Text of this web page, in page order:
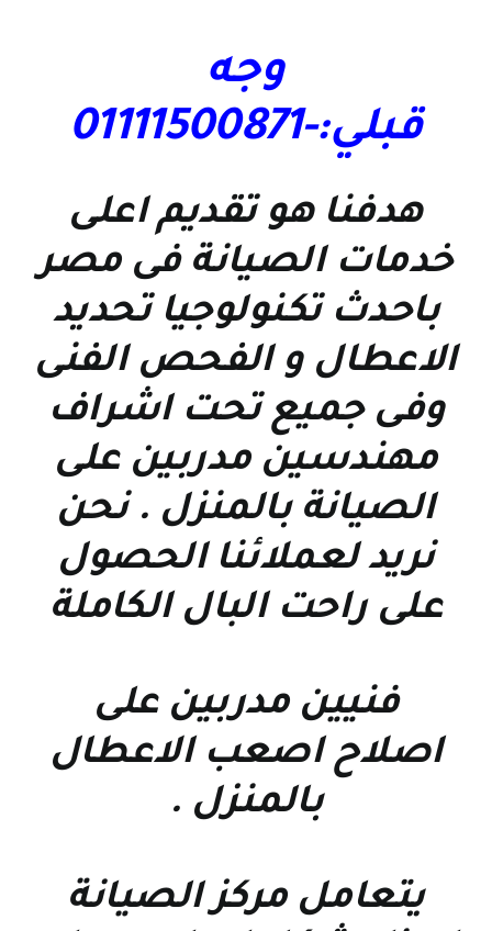
وجه
قبلي:-01111500871
هدفنا هو تقديم اعلى
خدمات الصيانة فى مصر
باحدث تكنولوجيا تحديد
الاعطال و الفحص الفنى
وفى جميع تحت اشراف
مهندسين مدربين على
الصيانة بالمنزل . نحن
نريد لعملائنا الحصول
على راحت البال الكاملة
فنيين مدربين على
اصلاح اصعب الاعطال
بالمنزل .
يتعامل مركز الصيانة